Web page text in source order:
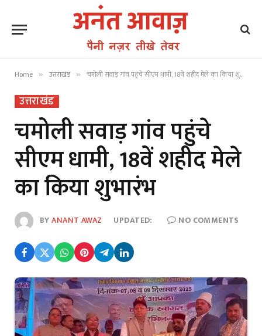
Home » उत्तराखंड » चमोली सवाड़ गांव पहुंचे सीएम धामी, 18वें शहीद मेले का किया शुभारंभ
उत्तराखंड
चमोली सवाड़ गांव पहुंचे
सीएम धामी, 18वें शहीद मेले
का किया शुभारंभ
BYANANT AWAZ UPDATED: NO COMMENTS